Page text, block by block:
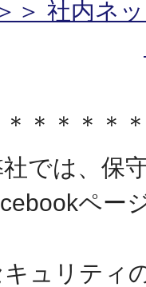
＞ 社内ネ
＊＊＊＊＊
社では、保
ペー
キュリティ